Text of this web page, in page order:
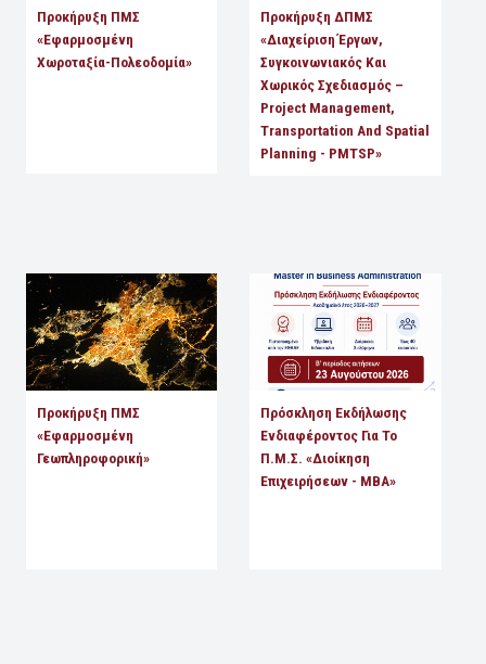
Προκήρυξη ΠΜΣ
«Εφαρμοσμένη
Χωροταξία-Πολεοδομία»
Προκήρυξη ΔΠΜΣ
«Διαχείριση Έργων,
Συγκοινωνιακός Και
Χωρικός Σχεδιασμός –
Project Management,
Transportation And Spatial
Planning - PMTSP»
Προκήρυξη ΠΜΣ
«Εφαρμοσμένη
Γεωπληροφορική»
Πρόσκληση Εκδήλωσης
Ενδιαφέροντος Για Το
Π.Μ.Σ. «Διοίκηση
Επιχειρήσεων - MBA»